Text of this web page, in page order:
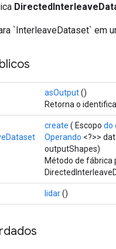
`InterleaveDataset` em
asOutput()
Retorna o
create ( Escopo do
Operando <?>>
outputShapes)
Método de fábrica
lidar()